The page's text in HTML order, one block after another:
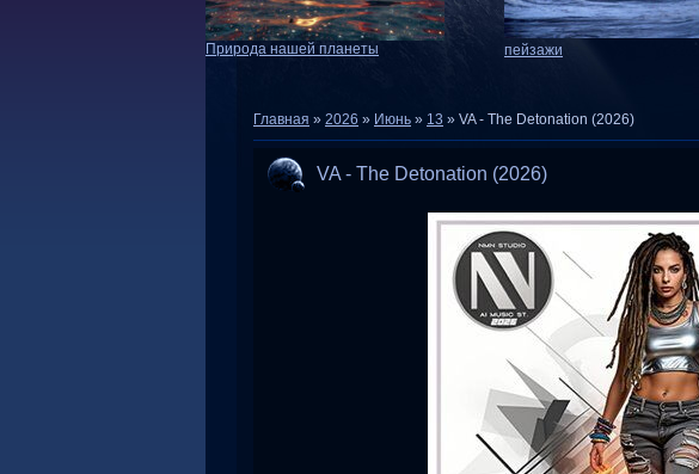
Природа нашей планеты
пейзажи
Главная » 2026 » Июнь » 13 » VA - The Detonation (2026)
VA - The Detonation (2026)